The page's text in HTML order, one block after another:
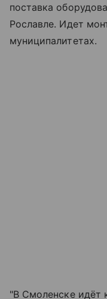
поставка
Рославле. Идет
муниципалитетах.
"В Смоленске идёт